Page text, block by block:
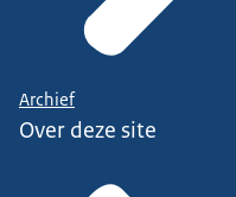
Archief
Over deze site